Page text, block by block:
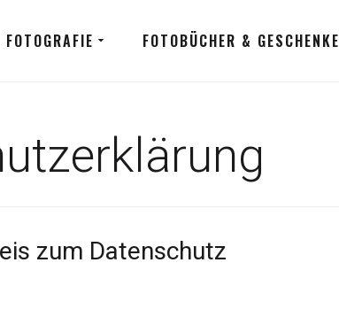
FOTOGRAFIE FOTOBÜCHER & GESCHENKE
zum Datenschutz